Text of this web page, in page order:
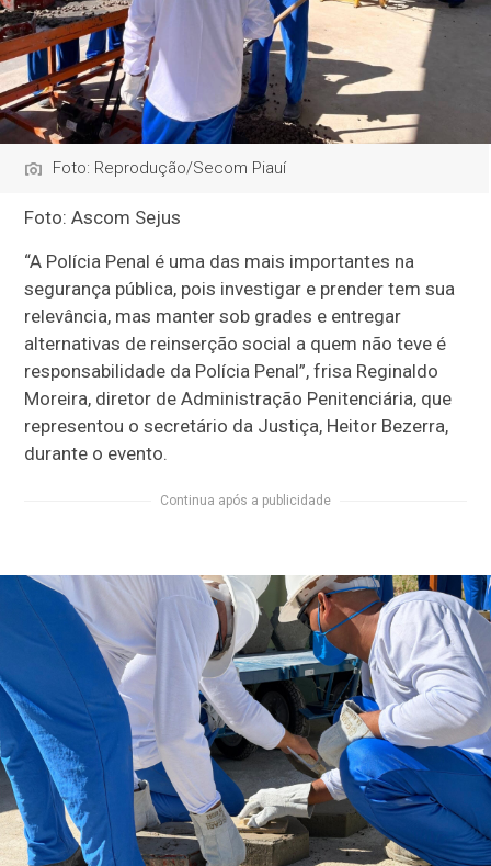
Foto: Reprodução/Secom Piauí
Foto: Ascom Sejus
“A Polícia Penal é uma das mais importantes na
segurança pública, pois investigar e prender tem sua
relevância, mas manter sob grades e entregar
alternativas de reinserção social a quem não teve é
responsabilidade da Polícia Penal”, frisa Reginaldo
Moreira, diretor de Administração Penitenciária, que
representou o secretário da Justiça, Heitor Bezerra,
durante o evento.
Continua após a publicidade